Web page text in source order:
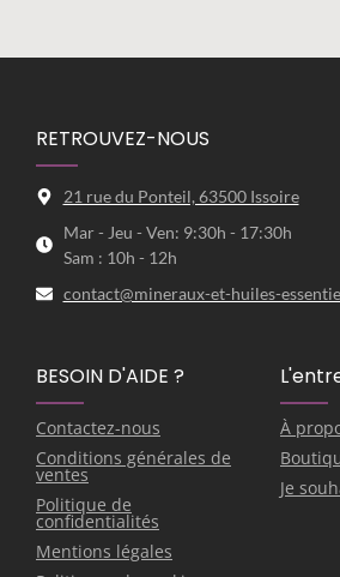
RETROUVEZ-NOUS
21 rue du Ponteil, 63500 Issoire
Mar - Jeu - Ven: 9:30h - 17:30h
Sam : 10h - 12h
contact@mineraux-et-huiles-
BESOIN D'AIDE ?
Contactez-nous
Conditions générales de
ventes
Politique de
confidentialités
Mentions légales
À
Je